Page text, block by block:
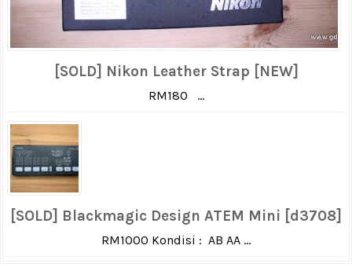
[SOLD] Nikon Leather Strap [NEW]
RM180 ...
[SOLD] Blackmagic Design ATEM Mini [d3708]
RM1000 Kondisi : AB AA ...